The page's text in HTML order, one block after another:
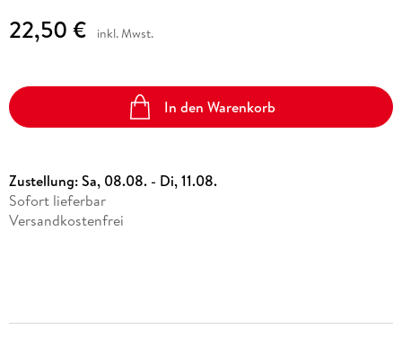
22,50 € inkl. Mwst.
In den Warenkorb
Zustellung:Sa, 08.08. - Di, 11.08.
Sofort lieferbar
Versandkostenfrei